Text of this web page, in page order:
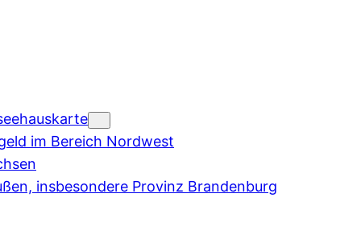
im Bereich Nordwest
insbesondere Provinz Brandenburg